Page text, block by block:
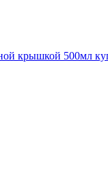
крышкой 500мл